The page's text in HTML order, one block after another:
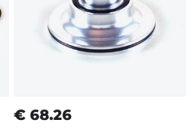
€ 68.26